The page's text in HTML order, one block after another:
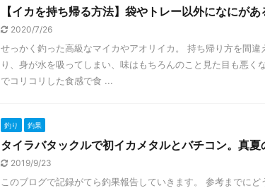
【イカを持ち帰る方法】袋やトレー以外になにがあ
2020/7/26
せっかく釣った高級なマイカやアオリイカ。 持ち帰り方を間違
り、身が水を吸ってしまい、味はもちろんのこと見た目も悪く
でコリコリした食感で食 ...
釣り 釣果
タイラバタックルで初イカメタルとバチコン。真夏
2019/9/23
このブログで記録がてら釣果報告していきます。 参考までに